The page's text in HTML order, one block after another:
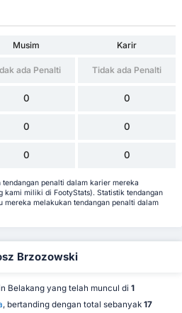
Musim
Karir
ada Penalti Tidak ada Penalti
0 0
0 0
0 0
penalti dalam karier mereka
kami miliki di FootyStats). Statistik tendangan
melakukan tendangan penalti dalam
Brzozowski
Belakang yang telah muncul di 1
, bertanding dengan total sebanyak 17